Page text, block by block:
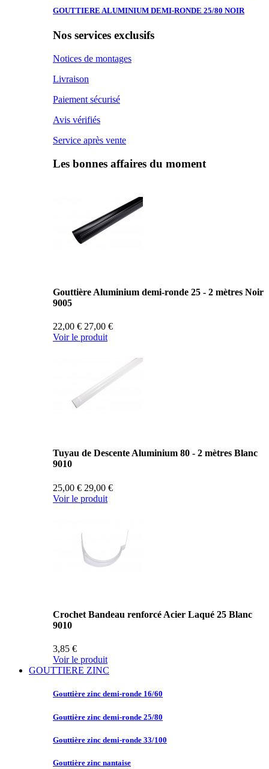
GOUTTIERE ALUMINIUM DEMI-RONDE 25/80 NOIR
Nos services exclusifs
Notices de montages
Livraison
Paiement sécurisé
Avis vérifiés
Service après vente
Les bonnes affaires du moment
Gouttière Aluminium demi-ronde 25 - 2 mètres Noir
9005
22,00 € 27,00 €
Voir le produit
Tuyau de Descente Aluminium 80 - 2 mètres Blanc
9010
25,00 € 29,00 €
Voir le produit
Crochet Bandeau renforcé Acier Laqué 25 Blanc
9010
3,85 €
Voir le produit
GOUTTIERE ZINC
Gouttière zinc demi-ronde 16/60
Gouttière zinc demi-ronde 25/80
Gouttière zinc demi-ronde 33/100
Gouttière zinc nantaise